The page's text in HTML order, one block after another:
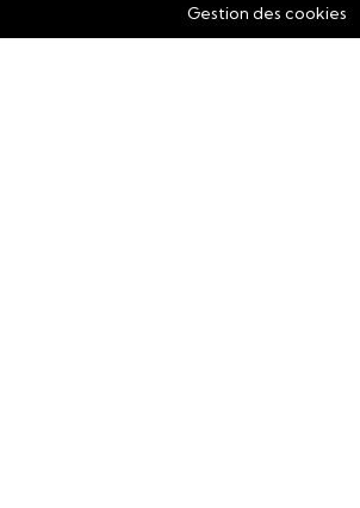
Gestion des cookies